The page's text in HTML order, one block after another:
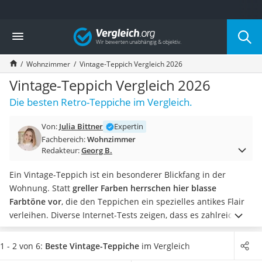
Die beliebtesten Vergleiche nach Kategorie
Wohnen
Matratzen-Topper
Matratzen
Konferenzlautsprecher
Tageslichtlampe
Badlüfter
Bürohocker
Außenleuchte mit Kamera
Akku-Tischlampe
Konferenzmikrofon
Klappmatratze
Duschkopf mit Kalkfilter
Aktenvernichter Sicherheitsstufe 4
Bettgitter
Vergleich
Wohnzimmer Vintage-Teppich Vergleich 2026
Vintage-Teppich Vergleich 2026
Die besten Retro-Teppiche im Vergleich.
Von: Julia Bittner
Expertin
Fachbereich:Wohnzimmer
Redakteur:Georg B.
Ein Vintage-Teppich ist ein besonderer Blickfang in der
Wohnung. Statt greller Farben herrschen hier blasse
Farbtöne vor, die den Teppichen ein spezielles antikes Flair
verleihen. Diverse Internet-Tests zeigen, dass es zahlreiche
Größen, Formen, Musterungen und Farben von Vintage-
Teppichen gibt. Vintage-Teppiche sind auch für die Terrasse
1 - 2 von 6: Beste Vintage-Teppiche im Vergleich